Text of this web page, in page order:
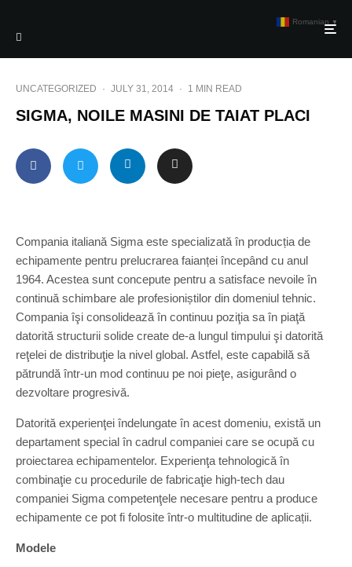
UNCATEGORIZED · JULY 31, 2014 · 1 MIN READ
SIGMA, NOILE MASINI DE TAIAT PLACI
Compania italiană Sigma este specializată în producția de
echipamente pentru prelucrarea faianței începând cu anul
1964. Acestea sunt concepute pentru a satisface nevoile în
continuă schimbare ale profesioniștilor din domeniul tehnic.
Compania îşi consolidează în continuu poziţia sa în piaţă
datorită structurii solide create de-a lungul timpului şi datorită
reţelei de distribuţie la nivel global. Astfel, este capabilă să
pătrundă într-un mod continuu pe noi pieţe, asigurând o
dezvoltare progresivă.
Datorită experienţei îndelungate în acest domeniu, există un
departament special în cadrul companiei care se ocupă cu
proiectarea echipamentelor. Experienţa tehnologică în
combinaţie cu procedurile de fabricaţie high-tech dau
companiei Sigma competenţele necesare pentru a produce
echipamente ce pot fi folosite într-o multitudine de aplicații.
Modele
Romanian ▼